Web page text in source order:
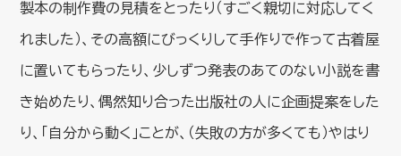
製本の制作費の見積をとったり（すごく親切に対応してく
れました）、その高額にびっくりして手作りで作って古着屋
に置いてもらったり、少しずつ発表のあてのない小説を書
き始めたり、偶然知り合った出版社の人に企画提案をした
り、「自分から動く」ことが、（失敗の方が多くても）やはり